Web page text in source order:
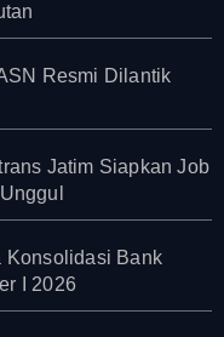
Resmi Dilantik
Jatim Siapkan Job
Konsolidasi Bank
I 2026